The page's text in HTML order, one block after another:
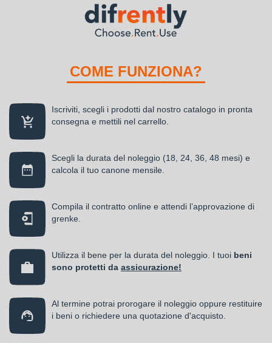
COME FUNZIONA?
Iscriviti, scegli i prodotti dal nostro catalogo in pronta
consegna e mettili nel carrello.
Scegli la durata del noleggio (18, 24, 36, 48 mesi) e
calcola il tuo canone mensile.
Compila il contratto online e attendi l’approvazione di
grenke.
Utilizza il bene per la durata del noleggio. I tuoi beni
sono protetti da assicurazione!
Al termine potrai prorogare il noleggio oppure restituire
i beni o richiedere una quotazione d'acquisto.